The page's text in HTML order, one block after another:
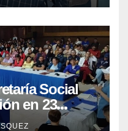
Social
en 23